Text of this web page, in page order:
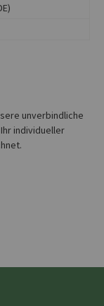
unverbindliche
individueller